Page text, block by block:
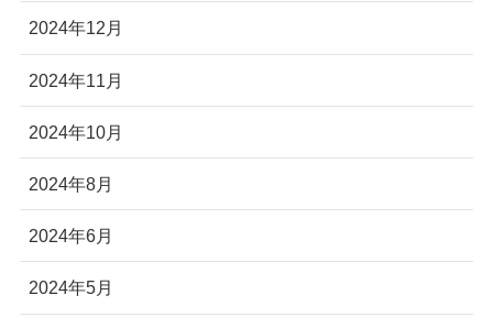
2024年12月
2024年11月
2024年10月
2024年8月
2024年6月
2024年5月